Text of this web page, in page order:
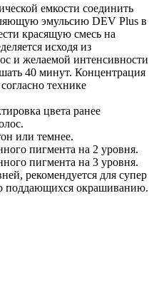
емкости соединить
эмульсию DEV Plus в
красящую смесь на
исходя из
и желаемой интенсивности
40 минут. Концентрация
технике
цвета ранее
или темнее.
пигмента на 2 уровня.
пигмента на 3 уровня.
рекомендуется для супер
поддающихся окрашиванию.